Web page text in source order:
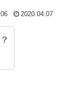
2020.04.07